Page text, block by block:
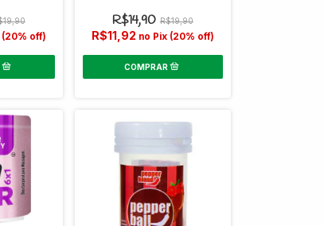
(20% off)
R$14,90 R$19,90
R$11,92 no Pix (20% off)